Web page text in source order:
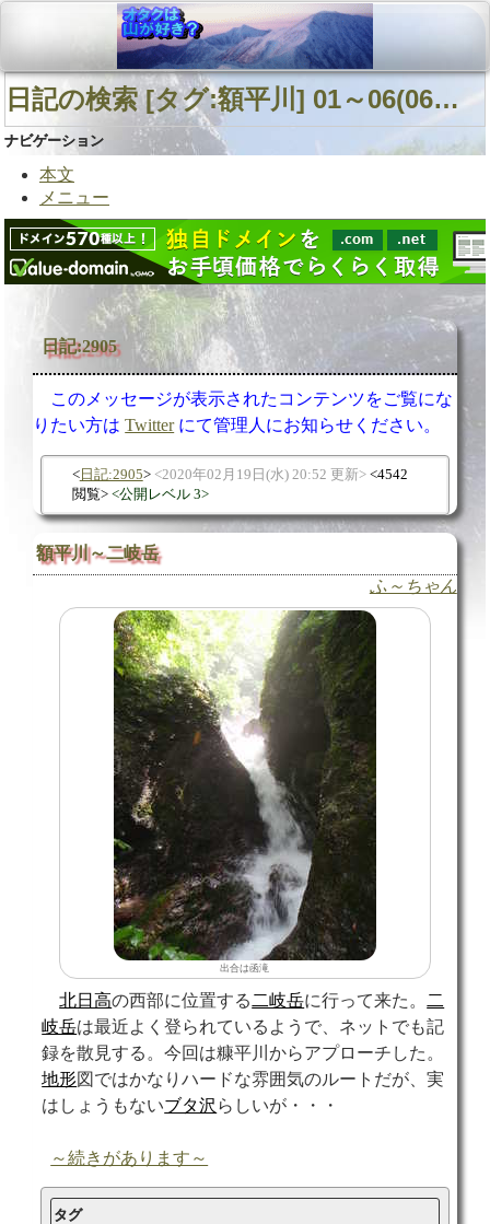
日記の検索 [タグ:額平川] 01～06(06件中)
ナビゲーション
本文
メニュー
日記:2905
このメッセージが表示されたコンテンツをご覧にな
りたい方はTwitterにて管理人にお知らせください。
日記:2905 2020年02月19日(水) 20:52 更新
4542
閲覧
公開レベル 3
額平川～二岐岳
ふ～ちゃん
出合は函滝
北日高の西部に位置する 二岐岳に行って来た。
二
岐岳は最近よく登られているようで、ネットでも記
録を散見する。今回は糠平川からアプローチした。
地形図ではかなりハードな雰囲気のルートだが、実
はしょうもないブタ沢 らしいが・・・
～続きがあります～
タグ